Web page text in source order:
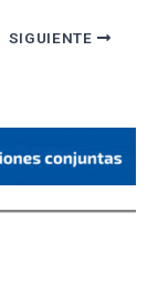
SIGUIENTE